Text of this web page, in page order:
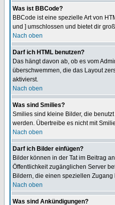
Was ist BBCode?
BBCode ist eine spezielle Art von
und ] umschlossen und bietet dir
Nach oben
Darf ich HTML benutzen?
Das hängt davon ab, ob es vom
überschwemmen, die das Layout
aktivierst.
Nach oben
Was sind Smilies?
Smilies sind kleine Bilder, die
werden. Übertreibe es nicht mit
Nach oben
Darf ich Bilder einfügen?
Bilder können in der Tat im Beitrag
Öffentlichkeit zugänglichen Server
Bildern, die einen speziellen
Nach oben
Was sind Ankündigungen?